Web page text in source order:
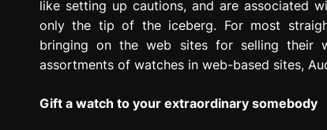
like setting up cautions, and are associated
only the tip of the iceberg. For most
bringing on the web sites for selling their
assortments of watches in web-based sites,
Gift a watch to your extraordinary somebody